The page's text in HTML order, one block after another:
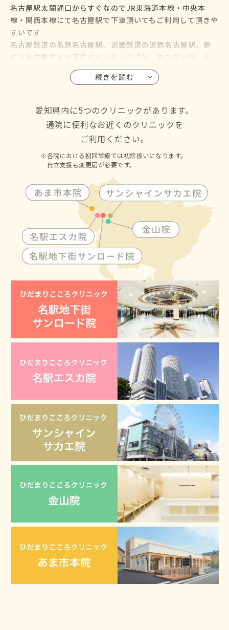
名古屋駅太閤通口からすぐなのでJR東海道本線・中央本
線・関西本線にて名古屋駅で下車頂いてもご利用して頂きや
すいです
名古屋鉄道の名鉄名古屋駅、近畿鉄道の近鉄名古屋駅、更
には名古屋市営地下鉄の東山線・桜通線、あおなみ線、名
鉄バス・名古屋市営バスも名古屋駅に乗り入れているので、
名古屋市の千種区・東区・北区・西区・中村区・中区・昭
区・名東区・天白区にお住いの方からも通院して頂けます
続きを読む
愛知県内に5つのクリニックがあります。
通院に便利なお近くのクリニックを
ご利用ください。
各院における初回診療では初診扱いになります。
自立支援も変更届が必要です。